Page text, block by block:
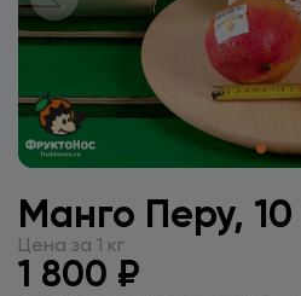
Манго Перу,
Цена за 1 кг
1 800 ₽